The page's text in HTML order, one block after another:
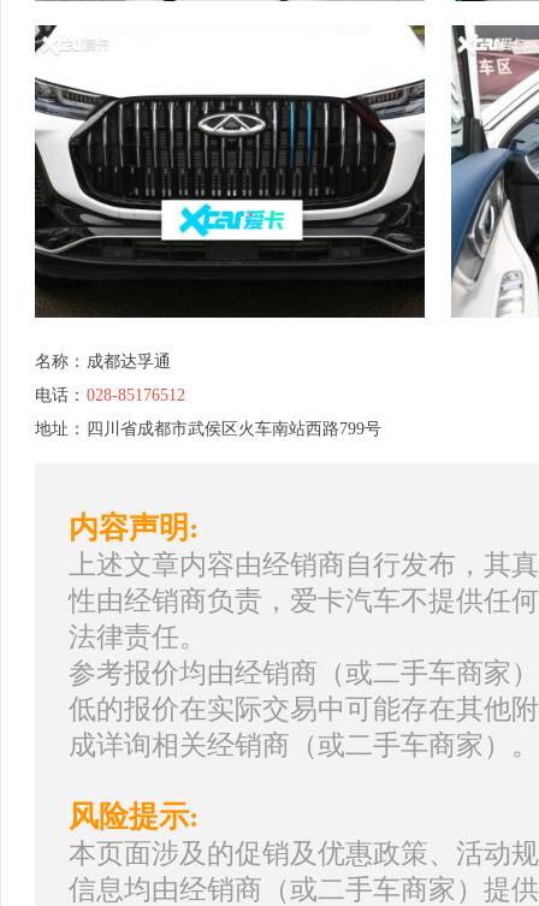
名称： 成都达孚通
电话： 028-85176512
地址： 四川省成都市武侯区火车南站西路799号
内容声明:
上述文章内容由经销商自行发布，其
性由经销商负责，爱卡汽车不提供任
法律责任。
参考报价均由经销商（或二手车商家
低的报价在实际交易中可能存在其他
成详询相关经销商（或二手车商家）。
风险提示:
本页面涉及的促销及优惠政策、活动
信息均由经销商（或二手车商家）提